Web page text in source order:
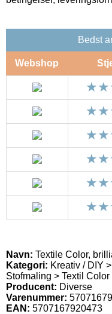
Bedst
Webshop
Navn: Textile Color,
Kategori: Kreativ / DIY
Stofmaling > Textil
Producent: Diverse
Varenummer:
EAN: 5707167920473